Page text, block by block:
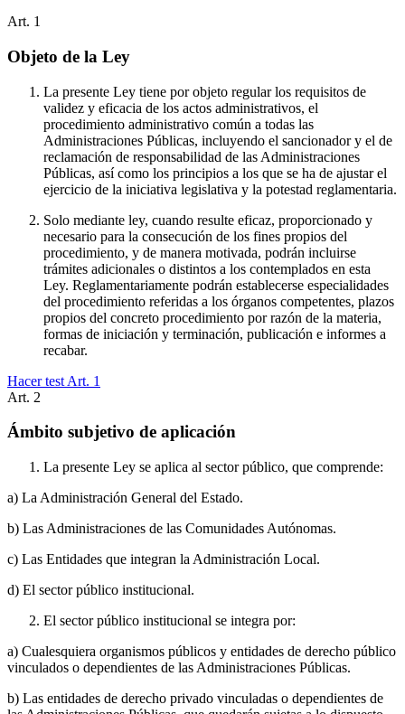
Art. 1
Objeto de la Ley
La presente Ley tiene por objeto regular los requisitos de
validez y eficacia de los actos administrativos, el
procedimiento administrativo común a todas las
Administraciones Públicas, incluyendo el sancionador y el de
reclamación de responsabilidad de las Administraciones
Públicas, así como los principios a los que se ha de ajustar el
ejercicio de la iniciativa legislativa y la potestad reglamentaria.
Solo mediante ley, cuando resulte eficaz, proporcionado y
necesario para la consecución de los fines propios del
procedimiento, y de manera motivada, podrán incluirse
trámites adicionales o distintos a los contemplados en esta
Ley. Reglamentariamente podrán establecerse especialidades
del procedimiento referidas a los órganos competentes, plazos
propios del concreto procedimiento por razón de la materia,
formas de iniciación y terminación, publicación e informes a
recabar.
Hacer test Art. 1
Art. 2
Ámbito subjetivo de aplicación
La presente Ley se aplica al sector público, que comprende:
a) La Administración General del Estado.
b) Las Administraciones de las Comunidades Autónomas.
c) Las Entidades que integran la Administración Local.
d) El sector público institucional.
El sector público institucional se integra por:
a) Cualesquiera organismos públicos y entidades de derecho público
vinculados o dependientes de las Administraciones Públicas.
b) Las entidades de derecho privado vinculadas o dependientes de